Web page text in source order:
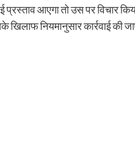
आएगा तो उस पर विचार
नियमानुसार कार्रवाई की